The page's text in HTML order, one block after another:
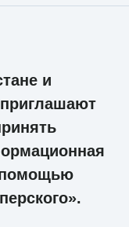
и
помощью